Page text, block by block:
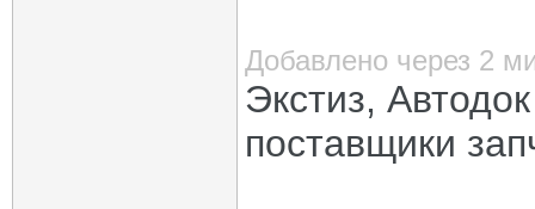
Добавлено через 2
Экстиз,
поставщики